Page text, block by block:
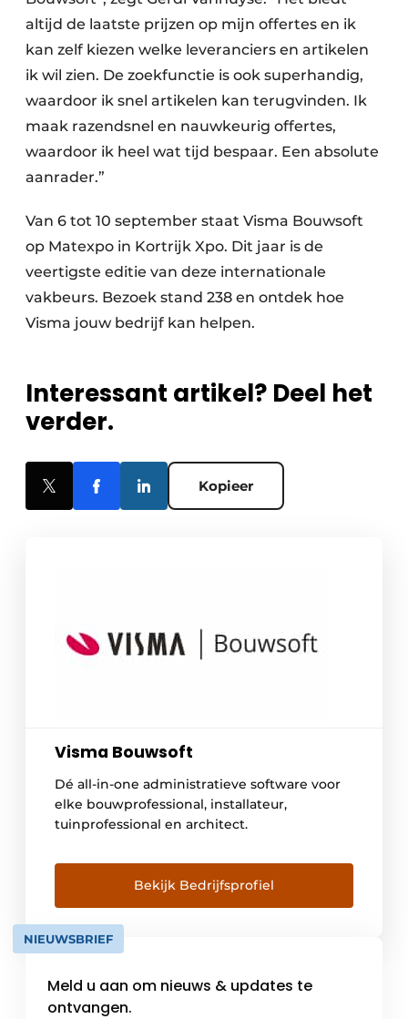
altijd de laatste prijzen op mijn offertes en ik
kan zelf kiezen welke leveranciers en artikelen
ik wil zien. De zoekfunctie is ook superhandig,
waardoor ik snel artikelen kan terugvinden. Ik
maak razendsnel en nauwkeurig offertes,
waardoor ik heel wat tijd bespaar. Een absolute
aanrader.”
Van 6 tot 10 september staat Visma Bouwsoft
op Matexpo in Kortrijk Xpo. Dit jaar is de
veertigste editie van deze internationale
vakbeurs. Bezoek stand 238 en ontdek hoe
Visma jouw bedrijf kan helpen.
Interessant artikel? Deel het
verder.
Kopieer
Visma Bouwsoft
Dé all-in-one administratieve software voor
elke bouwprofessional, installateur,
tuinprofessional en architect.
Bekijk Bedrijfsprofiel
NIEUWSBRIEF
Meld u aan om nieuws & updates te
ontvangen.